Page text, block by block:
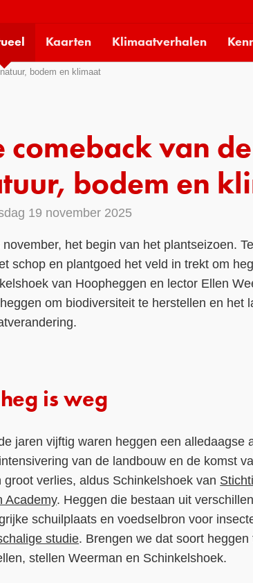
Kaarten Klimaatverhalen
bodem en klimaat
comeback van
bodem en
19 november 2025
november, het begin van het plantseizoen.
schop en plantgoed het veld in trekt om
van Hoopheggen en lector Ellen
om biodiversiteit te herstellen en het
is weg
jaren vijftig waren heggen een
van de landbouw en de komst
groot verlies, aldus Schinkelshoek van
Academy. Heggen die bestaan uit
schuilplaats en voedselbron voor
studie. Brengen we dat soort
stellen Weerman en Schinkelshoek.